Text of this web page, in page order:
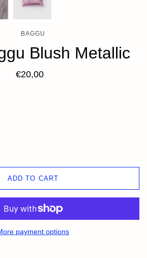
BAGGU
Blush Metallic
€20,00
ADD TO CART
payment options